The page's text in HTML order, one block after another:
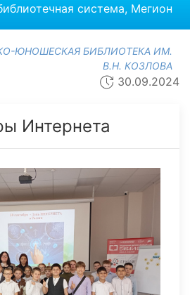
система, Мегион
ЮНОШЕСКАЯ БИБЛИОТЕКА ИМ.
В.Н. КОЗЛОВА
30.09.2024
Интернета